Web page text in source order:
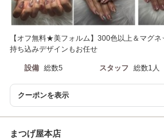
【オフ無料★美フォルム】300色以上＆マグ
持ち込みデザインもお任せ
設備 総数5 スタッフ 総数1人
クーポンを表示
まつげ屋本店